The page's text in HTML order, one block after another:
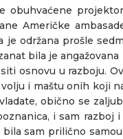
obuhvaćene
Američke
je održana prošle
bila je
osnovu u razboju.
i maštu onih koji
obično se
i sam razboj
sam prilično